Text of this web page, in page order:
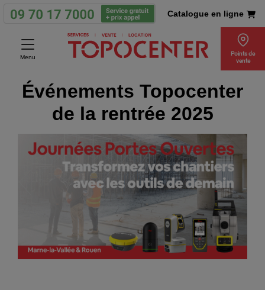
Catalogue en ligne
Menu
Points de
vente
Événements Topocenter
de la rentrée 2025